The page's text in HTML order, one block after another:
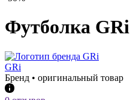
Футболка
GRi
Бренд • оригинальный товар